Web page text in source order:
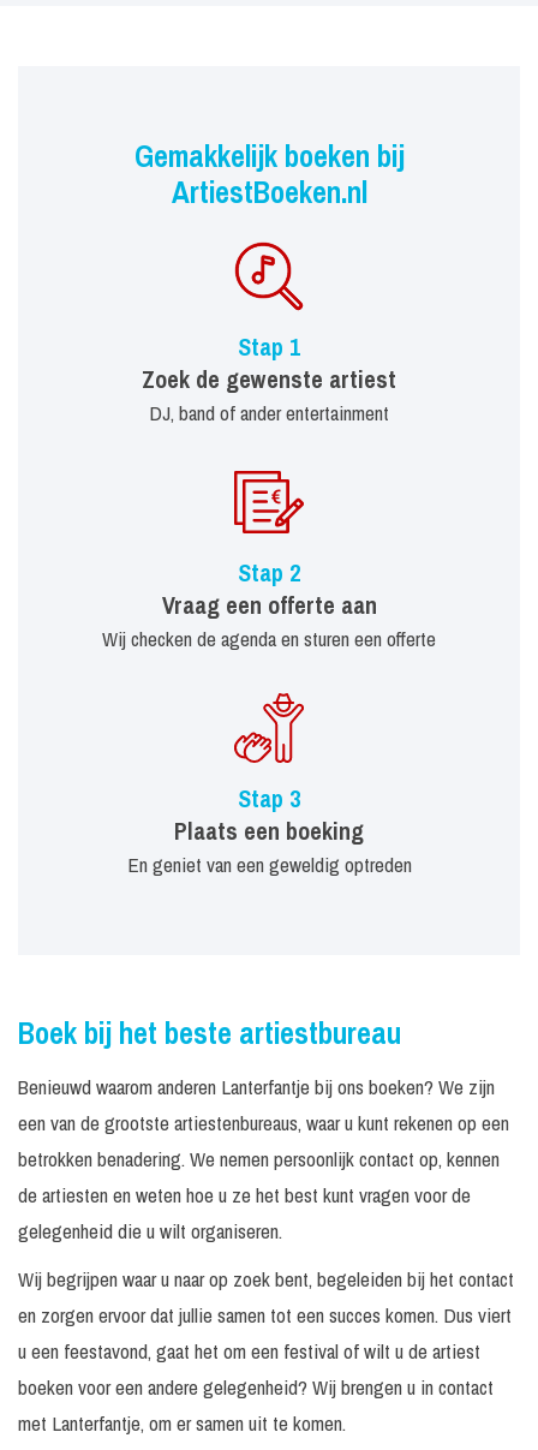
Gemakkelijk boeken bij
ArtiestBoeken.nl
Stap 1
Zoek de gewenste artiest
DJ, band of ander entertainment
Stap 2
Vraag een offerte aan
Wij checken de agenda en sturen een offerte
Stap 3
Plaats een boeking
En geniet van een geweldig optreden
Boek bij het beste artiestbureau
Benieuwd waarom anderen Lanterfantje bij ons boeken? We zijn
een van de grootste artiestenbureaus, waar u kunt rekenen op een
betrokken benadering. We nemen persoonlijk contact op, kennen
de artiesten en weten hoe u ze het best kunt vragen voor de
gelegenheid die u wilt organiseren.
Wij begrijpen waar u naar op zoek bent, begeleiden bij het contact
en zorgen ervoor dat jullie samen tot een succes komen. Dus viert
u een feestavond, gaat het om een festival of wilt u de artiest
boeken voor een andere gelegenheid? Wij brengen u in contact
met Lanterfantje, om er samen uit te komen.